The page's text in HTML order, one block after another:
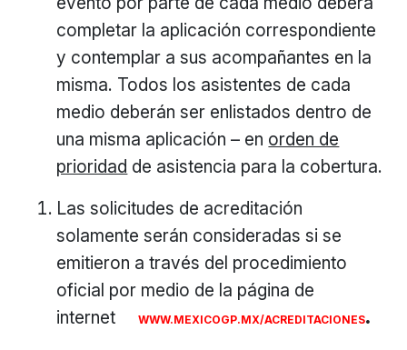
completar la aplicación correspondiente
y contemplar a sus acompañantes en la
misma. Todos los asistentes de cada
medio deberán ser enlistados dentro de
una misma aplicación – en orden de
prioridad de asistencia para la cobertura.
Las solicitudes de acreditación
solamente serán consideradas si se
emitieron a través del procedimiento
oficial por medio de la página de
internetWWW.MEXICOGP.MX/ACREDITACIONES.